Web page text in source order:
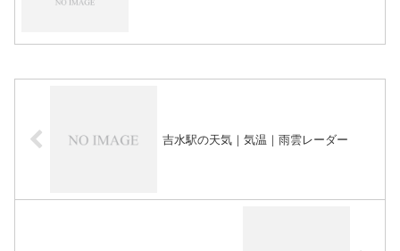
吉水駅の天気｜気温｜雨雲レーダー